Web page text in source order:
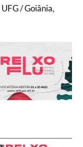
/ Goiânia,